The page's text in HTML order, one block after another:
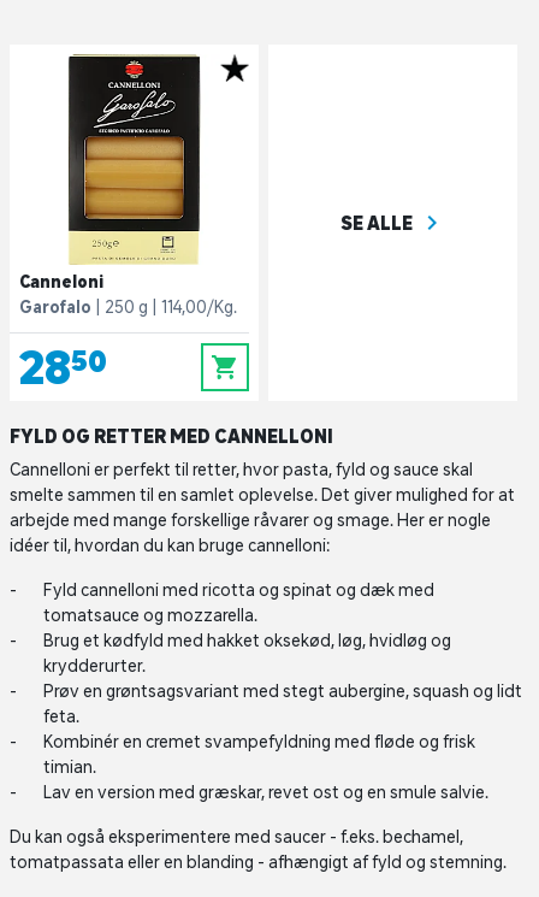
Canneloni
Garofalo
250 g 114,00/Kg.
28,50 0
SE ALLE navigate_next
FYLD OG RETTER MED CANNELLONI
Cannelloni er perfekt til retter, hvor pasta, fyld og sauce skal
smelte sammen til en samlet oplevelse. Det giver mulighed for at
arbejde med mange forskellige råvarer og smage. Her er nogle
idéer til, hvordan du kan bruge cannelloni:
Fyld cannelloni med ricotta og spinat og dæk med
tomatsauce og mozzarella.
Brug et kødfyld med hakket oksekød, løg, hvidløg og
krydderurter.
Prøv en grøntsagsvariant med stegt aubergine, squash og lidt
feta.
Kombinér en cremet svampefyldning med fløde og frisk
timian.
Lav en version med græskar, revet ost og en smule salvie.
Du kan også eksperimentere med saucer - f.eks. bechamel,
tomatpassata eller en blanding - afhængigt af fyld og stemning.